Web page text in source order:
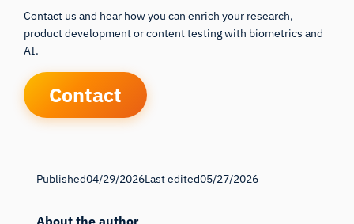
Contact us and hear how you can enrich your research,
product development or content testing with biometrics and
AI.
Contact
Published04/29/2026Last edited05/27/2026